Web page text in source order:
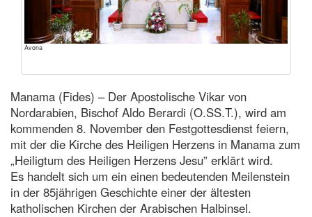
Avona
Manama (Fides) – Der Apostolische Vikar von
Nordarabien, Bischof Aldo Berardi (O.SS.T.), wird am
kommenden 8. November den Festgottesdienst feiern,
mit der die Kirche des Heiligen Herzens in Manama zum
„Heiligtum des Heiligen Herzens Jesu” erklärt wird.
Es handelt sich um ein einen bedeutenden Meilenstein
in der 85jährigen Geschichte einer der ältesten
katholischen Kirchen der Arabischen Halbinsel.